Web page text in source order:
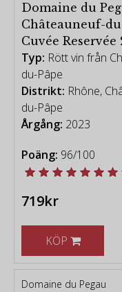
Domaine du
Châteauneuf-
Cuvée Reservée
Typ: Rött vin från
du-Pâpe
Distrikt: Rhône,
du-Pâpe
Årgång: 2023
Poäng: 96/100
719kr
KÖP
Domaine du Pegau